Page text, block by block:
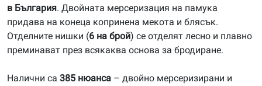
в България. Двойната мерсеризация на памука
придава на конеца копринена мекота и блясък.
Отделните нишки (6 на брой) се отделят лесно и плавно
преминават през всякаква основа за бродиране.
Налични са 385 нюанса – двойно мерсеризирани и